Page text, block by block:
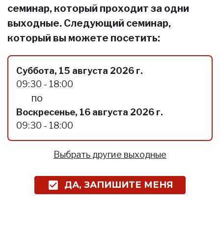
семинар, который проходит за одни
выходные. Следующий семинар,
который вы можете посетить:
Суббота, 15 августа 2026 г.
09:30 - 18:00
по
Воскресенье, 16 августа 2026 г.
09:30 - 18:00
Выбрать другие выходные
ДА, ЗАПИШИТЕ МЕНЯ